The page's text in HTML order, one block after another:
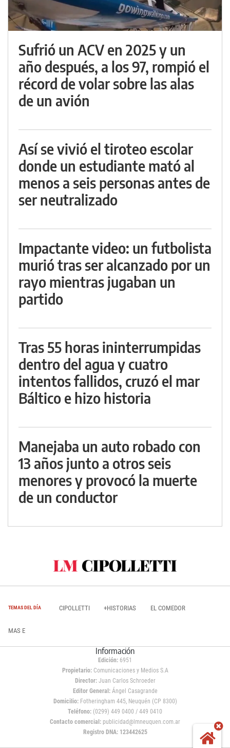
Sufrió un ACV en 2025 y un
año después, a los 97, rompió el
récord de volar sobre las alas
de un avión
Así se vivió el tiroteo escolar
donde un estudiante mató al
menos a seis personas antes de
ser neutralizado
Impactante video: un futbolista
murió tras ser alcanzado por un
rayo mientras jugaban un
partido
Tras 55 horas ininterrumpidas
dentro del agua y cuatro
intentos fallidos, cruzó el mar
Báltico e hizo historia
Manejaba un auto robado con
13 años junto a otros seis
menores y provocó la muerte
de un conductor
TEMAS DEL DÍA CIPOLLETTI +HISTORIAS EL COMEDOR
MAS E
Información
Edición: 6951
Propietario:Comunicaciones y Medios S.A
Director: Juan Carlos Schroeder
Editor General:Ángel Casagrande
Domicilio:Fotheringham 445, Neuquén (CP 8300)
Teléfono: (0299) 449 0400 / 449 0410
Contacto comercial: publicidad@lmneuquen.com.ar
Registro DNA: 123442625